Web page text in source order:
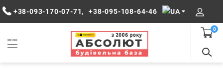
+38-093-170-07-71, +38-095-108-64-46
MENU
0